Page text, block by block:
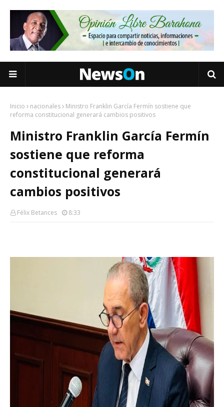
Inicio nacionales
Ministro Franklin García Fermín sostiene que
reforma constitucional generará cambios positivos
Ministro Franklin García Fermín
sostiene que reforma
constitucional generará
cambios positivos
Félix Betances 8:33